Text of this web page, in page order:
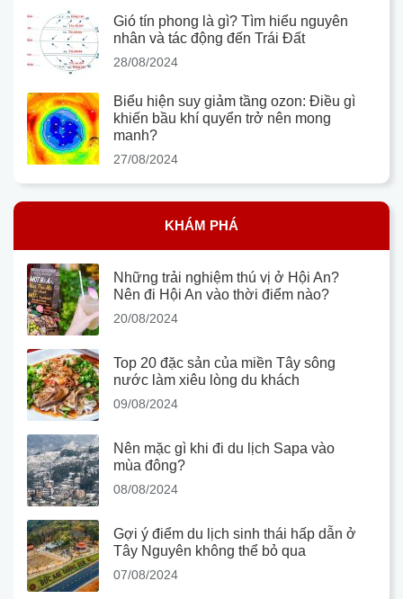
Gió tín phong là gì? Tìm hiểu nguyên
nhân và tác động đến Trái Đất
28/08/2024
Biểu hiện suy giảm tầng ozon: Điều gì
khiến bầu khí quyển trở nên mong
manh?
27/08/2024
KHÁM PHÁ
Những trải nghiệm thú vị ở Hội An?
Nên đi Hội An vào thời điểm nào?
20/08/2024
Top 20 đặc sản của miền Tây sông
nước làm xiêu lòng du khách
09/08/2024
Nên mặc gì khi đi du lịch Sapa vào
mùa đông?
08/08/2024
Gợi ý điểm du lịch sinh thái hấp dẫn ở
Tây Nguyên không thể bỏ qua
07/08/2024